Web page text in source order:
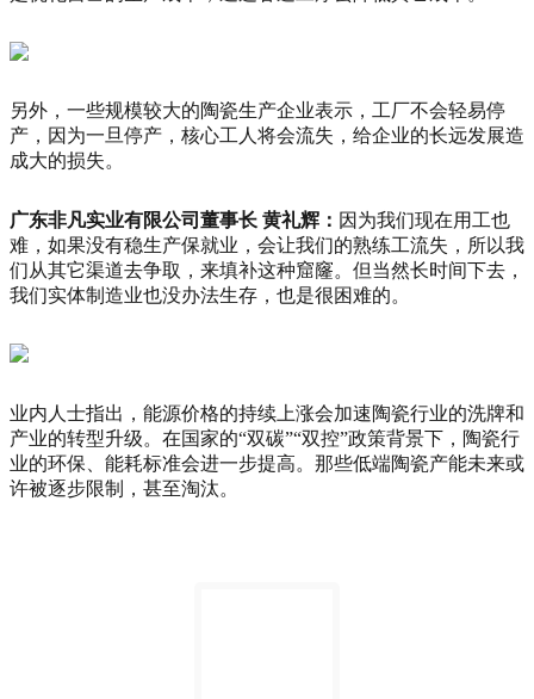
另外，一些规模较大的陶瓷生产企业表示，工厂不会轻易停
产，因为一旦停产，核心工人将会流失，给企业的长远发展造
成大的损失。
广东非凡实业有限公司董事长 黄礼辉： 因为我们现在用工也
难，如果没有稳生产保就业，会让我们的熟练工流失，所以我
们从其它渠道去争取，来填补这种窟窿。但当然长时间下去，
我们实体制造业也没办法生存，也是很困难的。
业内人士指出，能源价格的持续上涨会加速陶瓷行业的洗牌和
产业的转型升级。在国家的“双碳”“双控”政策背景下，陶瓷行
业的环保、能耗标准会进一步提高。那些低端陶瓷产能未来或
许被逐步限制，甚至淘汰。